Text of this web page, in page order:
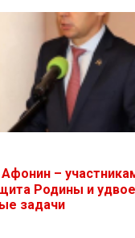
–
Родины и
задачи